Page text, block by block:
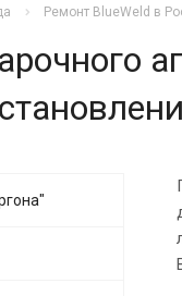
Ремонт BlueWeld в